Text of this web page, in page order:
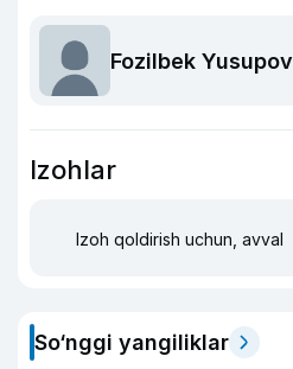
Fozilbek Yusupov
Izohlar
Izoh qoldirish uchun, avval
So‘nggi yangiliklar